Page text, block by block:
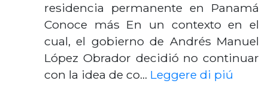
residencia permanente en Panamá
Conoce más En un contexto en el
cual, el gobierno de Andrés Manuel
López Obrador decidió no continuar
con la idea de co… Leggere di piú